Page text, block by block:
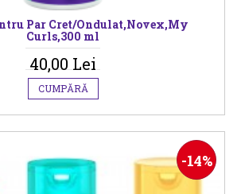
Par Cret/Ondulat,Novex,My
Curls,300 ml
40,00 Lei
CUMPĂRĂ
-14%